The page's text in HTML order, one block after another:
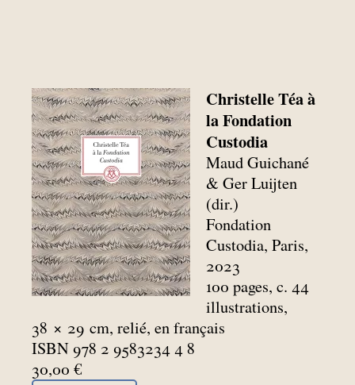
Christelle Téa à
la Fondation
Custodia
Maud Guichané
& Ger Luijten
(dir.)
Fondation
Custodia, Paris,
2023
100 pages, c. 44
illustrations,
38 × 29 cm, relié, en français
ISBN 978 2 9583234 4 8
30,00 €